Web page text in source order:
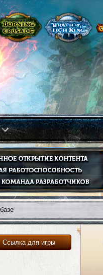
Ссылка для игры